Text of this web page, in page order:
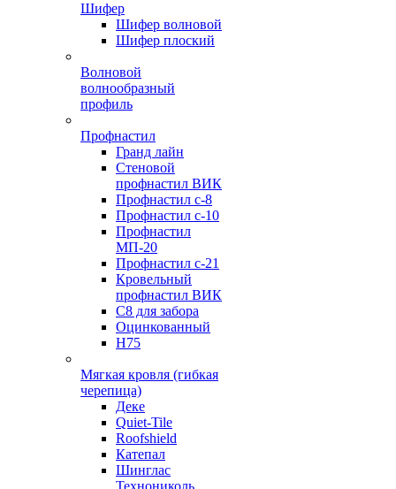
Шифер
Шифер волновой
Шифер плоский
Волновой
волнообразный
профиль
Профнастил
Гранд лайн
Стеновой
профнастил ВИК
Профнастил с-8
Профнастил с-10
Профнастил
МП-20
Профнастил с-21
Кровельный
профнастил ВИК
С8 для забора
Оцинкованный
Н75
Мягкая кровля (гибкая
черепица)
Деке
Quiet-Tile
Roofshield
Катепал
Шинглас
Технониколь